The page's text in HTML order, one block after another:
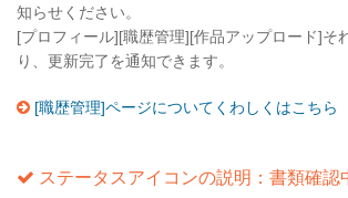
知らせください。
[プロフィール][職歴管理][作品アップロード]そ
り、更新完了を通知できます。
[職歴管理]ページについてくわしくはこちら
ステータスアイコンの説明：書類確認